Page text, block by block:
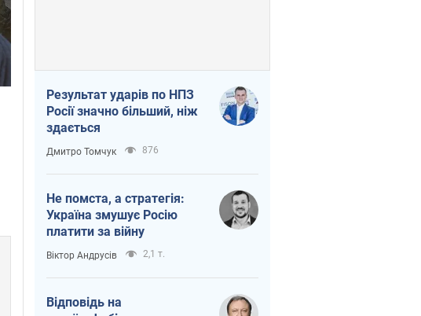
Результат ударів по НПЗ
Росії значно більший, ніж
здається
Дмитро Томчук 876
Не помста, а стратегія:
Україна змушує Росію
платити за війну
Віктор Андрусів 2,1 т.
Відповідь на